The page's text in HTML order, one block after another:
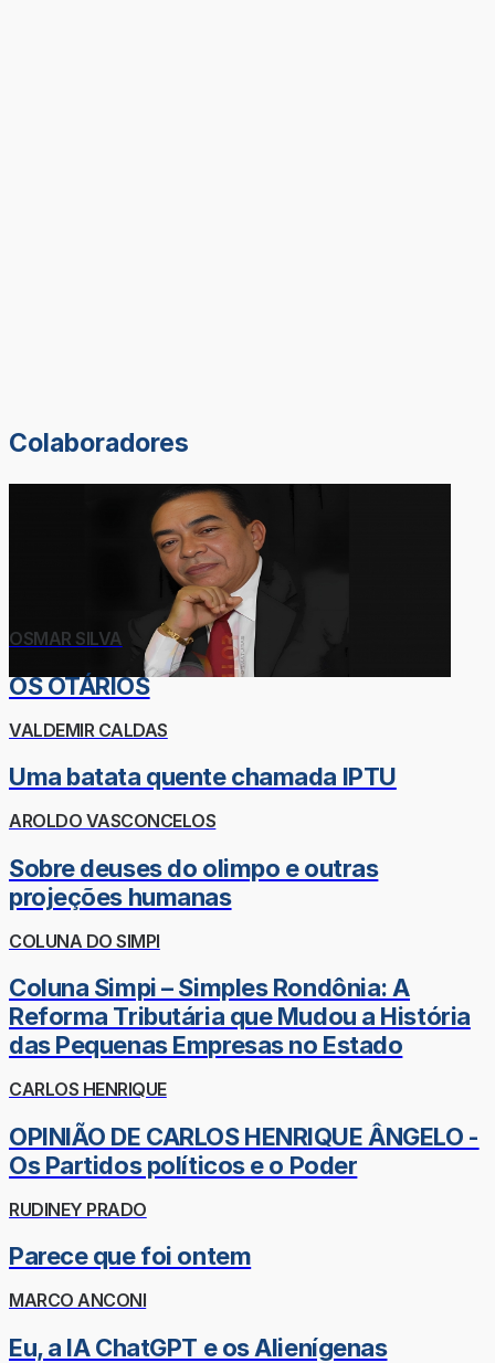
Colaboradores
OSMAR SILVA
OS OTÁRIOS
VALDEMIR CALDAS
Uma batata quente chamada IPTU
AROLDO VASCONCELOS
Sobre deuses do olimpo e outras
projeções humanas
COLUNA DO SIMPI
Coluna Simpi – Simples Rondônia: A
Reforma Tributária que Mudou a História
das Pequenas Empresas no Estado
CARLOS HENRIQUE
OPINIÃO DE CARLOS HENRIQUE ÂNGELO -
Os Partidos políticos e o Poder
RUDINEY PRADO
Parece que foi ontem
MARCO ANCONI
Eu, a IA ChatGPT e os Alienígenas